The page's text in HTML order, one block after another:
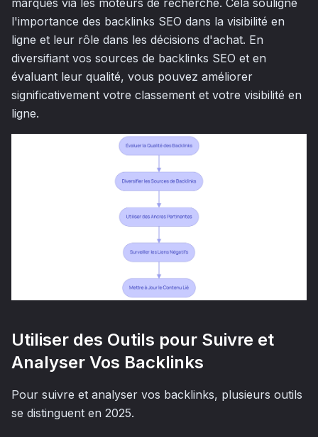
marques via les moteurs de recherche. Cela souligne
l'importance des backlinks SEO dans la visibilité en
ligne et leur rôle dans les décisions d'achat. En
diversifiant vos sources de backlinks SEO et en
évaluant leur qualité, vous pouvez améliorer
significativement votre classement et votre visibilité en
ligne.
Utiliser des Outils pour Suivre et
Analyser Vos Backlinks
Pour suivre et analyser vos backlinks, plusieurs outils
se distinguent en 2025.